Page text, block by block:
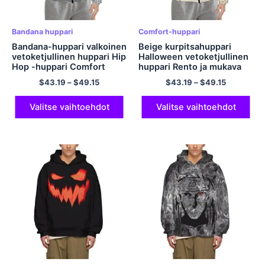
Bandana huppari
Bandana-huppari valkoinen
vetoketjullinen huppari Hip
Hop -huppari Comfort
Polyesterihupparit taskulla
$43.19 –$49.15
Valitse vaihtoehdot
Comfort-huppari
Beige kurpitsahuppari
Halloween vetoketjullinen
huppari Rento ja mukava
polyesterihuppari miehille
ja naisille
$43.19 –$49.15
Valitse vaihtoehdot